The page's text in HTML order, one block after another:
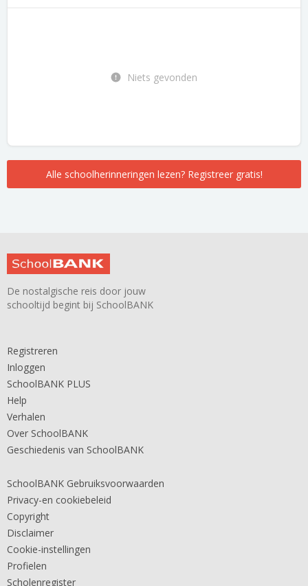
Niets gevonden
Alle schoolherinneringen lezen? Registreer gratis!
De nostalgische reis door jouw
schooltijd begint bij SchoolBANK
Registreren
Inloggen
SchoolBANK PLUS
Help
Verhalen
Over SchoolBANK
Geschiedenis van SchoolBANK
SchoolBANK Gebruiksvoorwaarden
Privacy-en cookiebeleid
Copyright
Disclaimer
Cookie-instellingen
Profielen
Scholenregister